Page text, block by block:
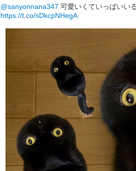
@sanyonnana347 可愛いくていっぱいい
https://t.co/sDkcpNHegA